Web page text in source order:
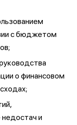
с бюджетом
о финансовом
и